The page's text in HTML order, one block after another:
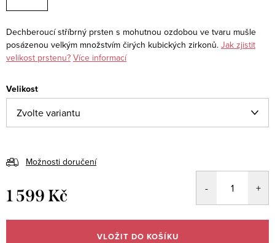
Dechberoucí stříbrný prsten s mohutnou ozdobou ve tvaru mušle
posázenou velkým množstvím čirých kubických zirkonů. Jak zjistit
velikost prstenu? Více informací
Velikost
Možnosti doručení
1 599 Kč
cena:
VLOŽIT DO KOŠÍKU